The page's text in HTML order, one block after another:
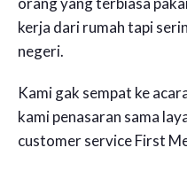
kerja dari rumah tapi
negeri.
Kami gak sempat ke
kami penasaran sama
customer service First